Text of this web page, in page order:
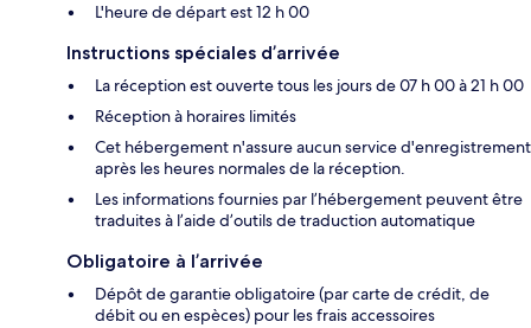
L'heure de départ est 12 h 00
Instructions spéciales d’arrivée
La réception est ouverte tous les jours de 07 h 00 à 21 h 00
Réception à horaires limités
Cet hébergement n'assure aucun service d'enregistrement
après les heures normales de la réception.
Les informations fournies par l’hébergement peuvent être
traduites à l’aide d’outils de traduction automatique
Obligatoire à l’arrivée
Dépôt de garantie obligatoire (par carte de crédit, de
débit ou en espèces) pour les frais accessoires